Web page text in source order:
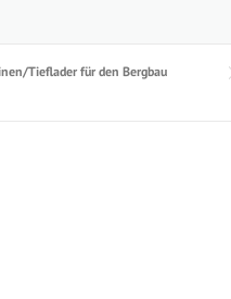
Tieflader für den Bergbau